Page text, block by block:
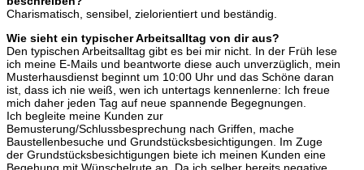
Charismatisch, sensibel, zielorientiert und beständig.
Wie sieht ein typischer Arbeitsalltag von dir aus?
Den typischen Arbeitsalltag gibt es bei mir nicht. In der Früh lese
ich meine E-Mails und beantworte diese auch unverzüglich, mein
Musterhausdienst beginnt um 10:00 Uhr und das Schöne daran
ist, dass ich nie weiß, wen ich untertags kennenlerne: Ich freue
mich daher jeden Tag auf neue spannende Begegnungen.
Ich begleite meine Kunden zur
Bemusterung/Schlussbesprechung nach Griffen, mache
Baustellenbesuche und Grundstücksbesichtigungen. Im Zuge
der Grundstücksbesichtigungen biete ich meinen Kunden eine